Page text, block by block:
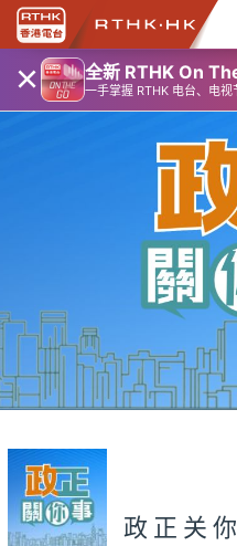
× 全新 RTHK On
一手掌握 RTHK 电台、电视
政正关